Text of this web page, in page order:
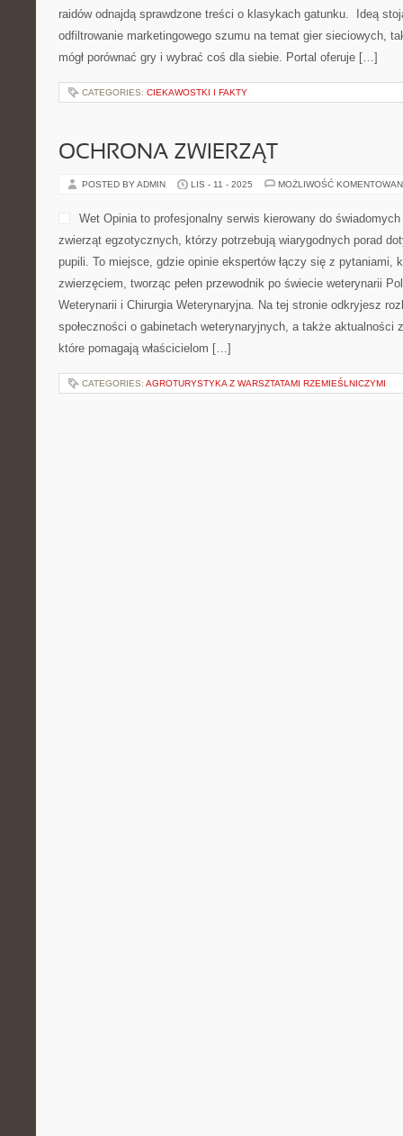
raidów odnajdą sprawdzone treści o klasykach gatunku. Ideą
odfiltrowanie marketingowego szumu na temat gier sieciowych,
mógł porównać gry i wybrać coś dla siebie. Portal oferuje […]
CATEGORIES: CIEKAWOSTKI I FAKTY
OCHRONA ZWIERZĄT
POSTED BY ADMIN LIS - 11 - 2025 MOŻLIWOŚĆ
Wet Opinia to profesjonalny serwis kierowany do
zwierząt egzotycznych, którzy potrzebują wiarygodnych porad
pupili. To miejsce, gdzie opinie ekspertów łączy się z pytaniami,
zwierzęciem, tworząc pełen przewodnik po świecie weterynarii
Weterynarii i Chirurgia Weterynaryjna. Na tej stronie odkryjesz
społeczności o gabinetach weterynaryjnych, a także aktualności
które pomagają właścicielom […]
CATEGORIES: AGROTURYSTYKA Z WARSZTATAMI RZEMIEŚLNICZYMI